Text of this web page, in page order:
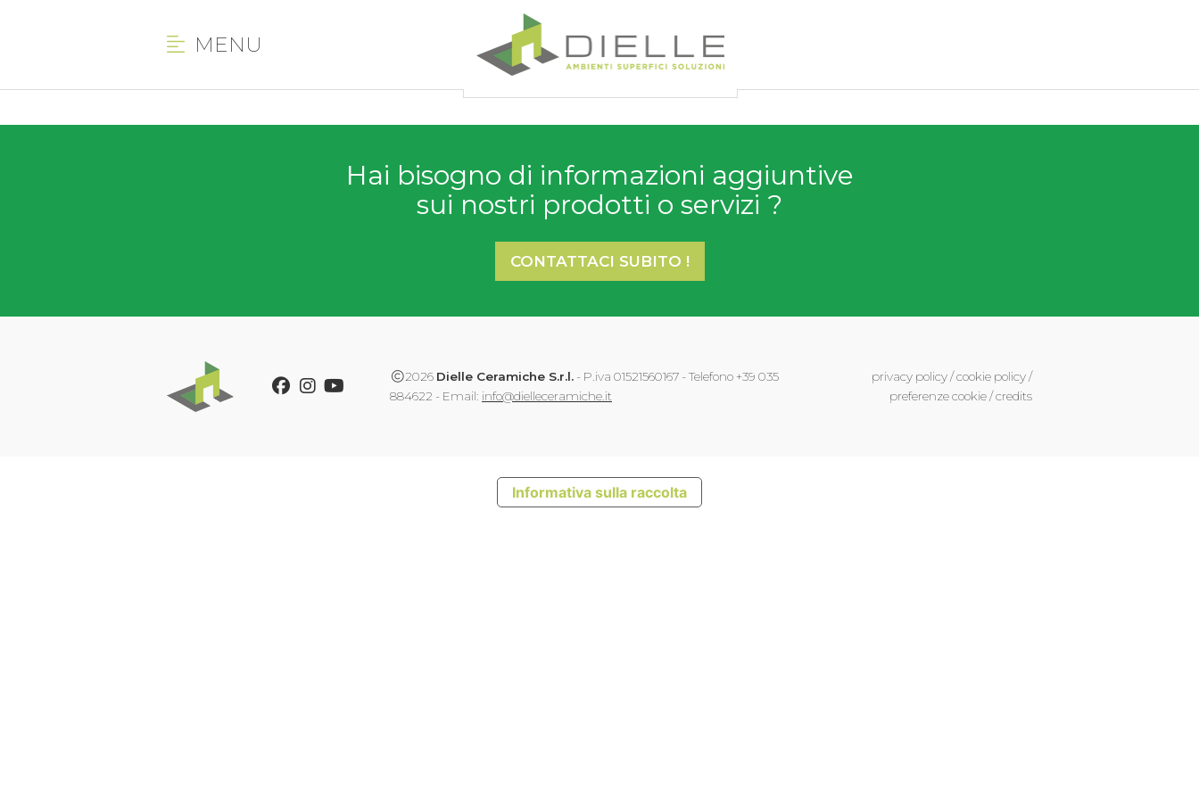
MENU
Dielle Ceramiche
Hai bisogno di informazioni aggiuntive
sui nostri prodotti o servizi ?
CONTATTACI SUBITO !
Facebook
Instagram
Youtube
2026 Dielle Ceramiche S.r.l. - P.iva 01521560167 - Telefono +39 035
884622 - Email: info@dielleceramiche.it
privacy policy/cookie policy/
preferenze cookie/credits
Informativa sulla raccolta